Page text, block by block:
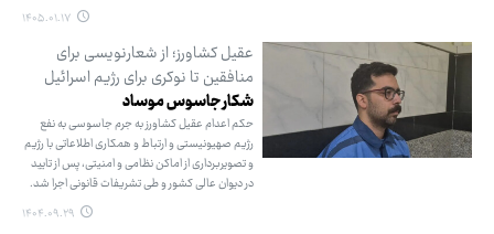
۱۴۰۵.۰۱.۱۷
عقیل کشاورز؛ از شعارنویسی برای
منافقین تا نوکری برای رژیم اسرائیل
شکار جاسوس موساد
حکم اعدام عقیل کشاورز به جرم جاسوسی به نفع
رژیم صهیونیستی و ارتباط و همکاری اطلاعاتی با رژیم
و تصویربرداری از اماکن نظامی و امنیتی، پس از تایید
در دیوان عالی کشور و طی تشریفات قانونی اجرا شد.
۱۴۰۴.۰۹.۲۹